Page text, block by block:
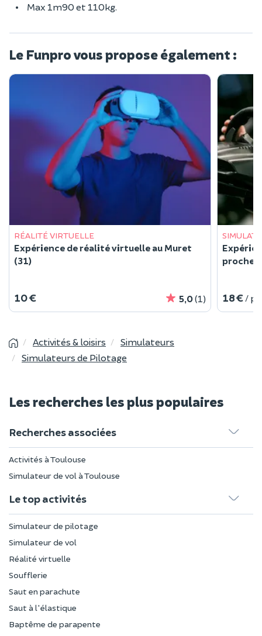
Max 1m90 et 110kg.
Le Funpro vous propose également :
RÉALITÉ VIRTUELLE
Expérience de réalité virtuelle au Muret
(31)
10 € 5,0(1)
proche
18 € /
Activités & loisirs
Simulateurs
Simulateurs de Pilotage
Les recherches les plus populaires
Recherches associées
Activités à Toulouse
Simulateur de vol à Toulouse
Le top activités
Simulateur de pilotage
Simulateur de vol
Réalité virtuelle
Soufflerie
Saut en parachute
Saut à l'élastique
Baptême de parapente